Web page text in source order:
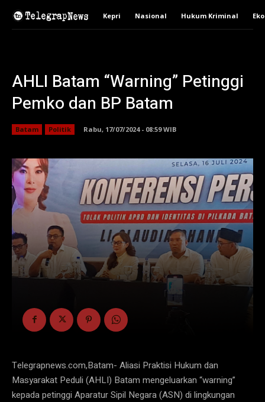
Kepri Nasional Hukum Kriminal
AHLI Batam “Warning” Petinggi
Pemko dan BP Batam
Batam Politik Rabu, 17/07/2024 - 08:59 WIB
Telegrapnews.com,Batam- Aliasi Praktisi Hukum dan
Masyarakat Peduli (AHLI) Batam mengeluarkan “warning”
kepada petinggi Aparatur Sipil Negara (ASN) di lingkungan